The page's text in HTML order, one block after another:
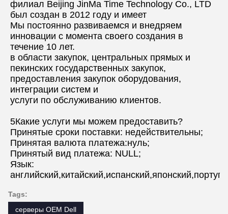
филиал Beijing JinMa Time Technology Co., LTD
был создан в 2012 году и имеет
Мы постоянно развиваемся и внедряем
инновации с момента своего создания в
течение 10 лет.
в области закупок, центральных прямых и
пекинских государственных закупок,
предоставления закупок оборудования,
интеграции систем и
услуги по обслуживанию клиентов.
5Какие услуги мы можем предоставить?
Принятые сроки поставки: недействительны;
Принятая валюта платежа:нуль;
Принятый вид платежа: NULL;
Язык:
Tags:
серверы OEM Dell